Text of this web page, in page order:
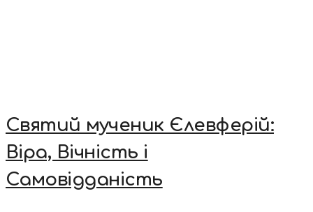
Святий мученик Єлевферій:
Віра, Вічність і
Самовідданість